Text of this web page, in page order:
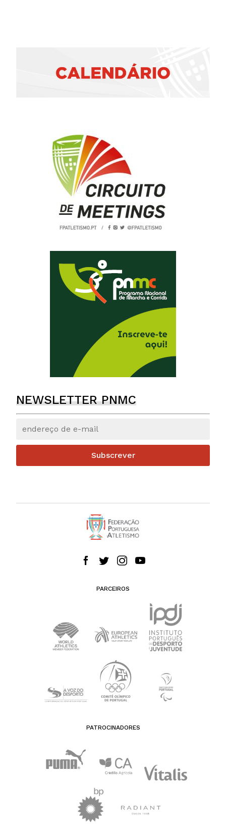
NEWSLETTER PNMC
Subscrever
PARCEIROS
PATROCINADORES